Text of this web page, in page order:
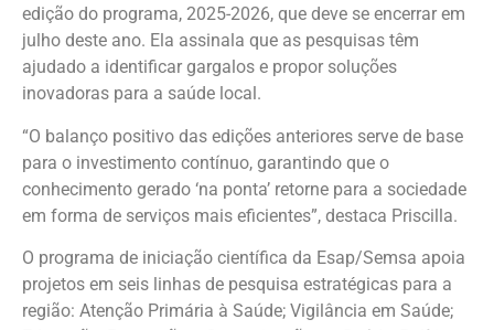
edição do programa, 2025-2026, que deve se encerrar em
julho deste ano. Ela assinala que as pesquisas têm
ajudado a identificar gargalos e propor soluções
inovadoras para a saúde local.
“O balanço positivo das edições anteriores serve de base
para o investimento contínuo, garantindo que o
conhecimento gerado ‘na ponta’ retorne para a sociedade
em forma de serviços mais eficientes”, destaca Priscilla.
O programa de iniciação científica da Esap/Semsa apoia
projetos em seis linhas de pesquisa estratégicas para a
região: Atenção Primária à Saúde; Vigilância em Saúde;